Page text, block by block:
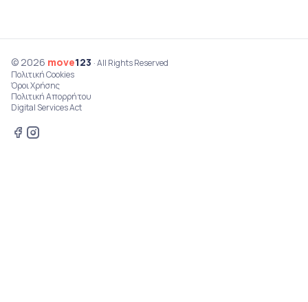
© 2026 move123 · All Rights Reserved
Πολιτική Cookies
Όροι Χρήσης
Πολιτική Απορρήτου
Digital Services Act